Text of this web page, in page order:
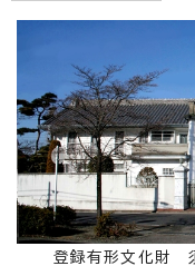
登録有形文化財